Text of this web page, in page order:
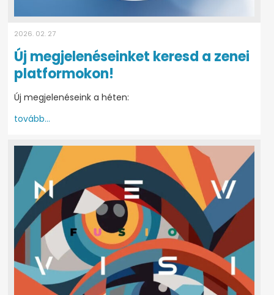
2026. 02. 27
Új megjelenéseinket keresd a zenei
platformokon!
Új megjelenéseink a héten:
tovább...